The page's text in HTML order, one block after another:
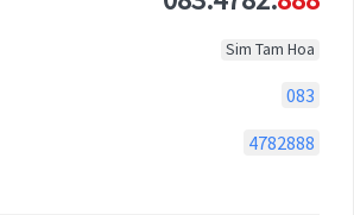
Sim Tam Hoa
083
4782888